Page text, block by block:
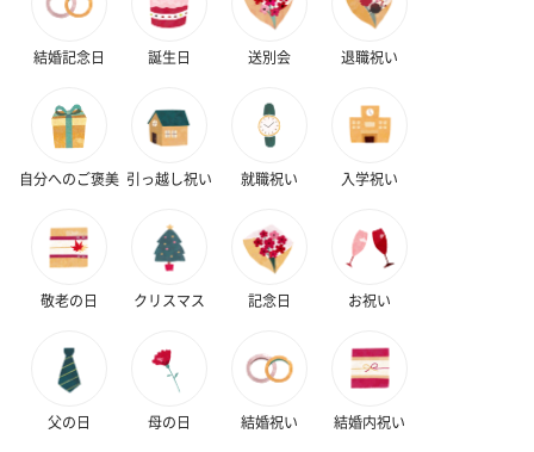
スイーツを同梱してお届けいたします。ギフトへの＋αにおすすめ
ゼリーバウム カット
（レモン＆紅茶）（432
麦わらパンダバウム
（バナナ味）（540円）
スキンケアグッズ
結婚記念日 誕生日 送別会 退職祝い
自分へのご褒美 引っ越し祝い 就職祝い 入学祝い
敬老の日 クリスマス 記念日 お祝い
父の日 母の日 結婚祝い 結婚内祝い